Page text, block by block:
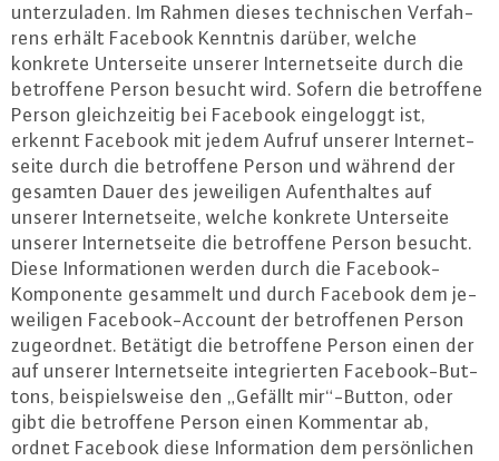
un­ter­zu­la­den. Im Rahmen dieses tech­ni­schen Ver­fah­
rens erhält Facebook Kenntnis darüber, welche
konkrete Un­ter­sei­te unserer In­ter­net­sei­te durch die
be­trof­fe­ne Person besucht wird. Sofern die be­trof­fe­ne
Person gleich­zei­tig bei Facebook ein­ge­loggt ist,
erkennt Facebook mit jedem Aufruf unserer In­ter­net­
sei­te durch die be­trof­fe­ne Person und während der
gesamten Dauer des je­wei­li­gen Auf­ent­hal­tes auf
unserer In­ter­net­sei­te, welche konkrete Un­ter­sei­te
unserer In­ter­net­sei­te die be­trof­fe­ne Person besucht.
Diese In­for­ma­tio­nen werden durch die Face­book-
Kom­po­nen­te gesammelt und durch Facebook dem je­
wei­li­gen Face­book-Ac­count der be­trof­fe­nen Person
zu­ge­ord­net. Betätigt die be­trof­fe­ne Person einen der
auf unserer In­ter­net­sei­te in­te­grier­ten Face­book-But­
tons, bei­spiels­wei­se den „Gefällt mir“-Button, oder
gibt die be­trof­fe­ne Person einen Kommentar ab,
ordnet Facebook diese In­for­ma­ti­on dem per­sön­li­chen